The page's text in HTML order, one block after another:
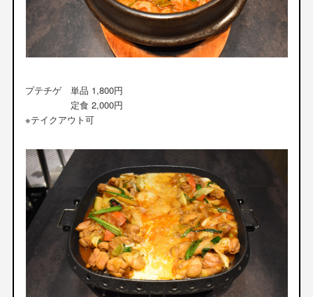
プテチゲ 単品 1,800円
定食 2,000円
※テイクアウト可